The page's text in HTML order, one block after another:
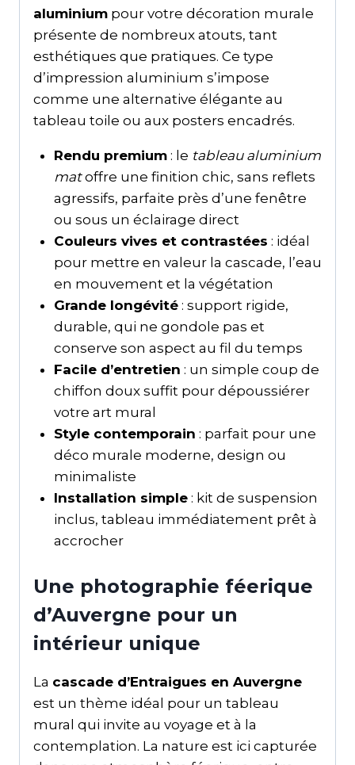
aluminium pour votre décoration murale
présente de nombreux atouts, tant
esthétiques que pratiques. Ce type
d’impression aluminium s’impose
comme une alternative élégante au
tableau toile ou aux posters encadrés.
Rendu premium: le tableau aluminium
matoffre une finition chic, sans reflets
agressifs, parfaite près d’une fenêtre
ou sous un éclairage direct
Couleurs vives et contrastées : idéal
pour mettre en valeur la cascade, l’eau
en mouvement et la végétation
Grande longévité: support rigide,
durable, qui ne gondole pas et
conserve son aspect au fil du temps
Facile d’entretien : un simple coup de
chiffon doux suffit pour dépoussiérer
votre art mural
Style contemporain : parfait pour une
déco murale moderne, design ou
minimaliste
Installation simple: kit de suspension
inclus, tableau immédiatement prêt à
accrocher
Une photographie féerique
d’Auvergne pour un
intérieur unique
La cascade d’Entraigues en Auvergne
est un thème idéal pour un tableau
mural qui invite au voyage et à la
contemplation. La nature est ici capturée